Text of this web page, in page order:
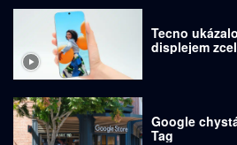
Tecno
displejem
Google
Tag